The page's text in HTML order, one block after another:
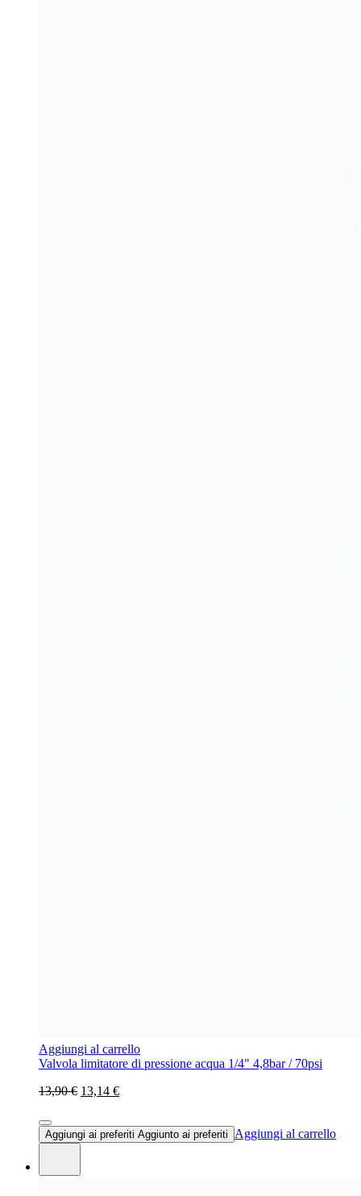
Aggiungi al carrello
Valvola limitatore di pressione acqua 1/4" 4,8bar / 70psi
13,90 € 13,14 €
Aggiungi ai preferiti Aggiunto ai preferiti Aggiungi al carrello